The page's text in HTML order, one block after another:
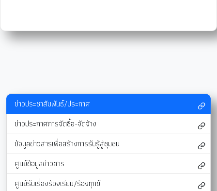
ข่าวประชาสัมพันธ์/ประกาศ
ข่าวประกาศการจัดซื้อ-จัดจ้าง
ข้อมูลข่าวสารเพื่อสร้างการรับรู้สู่ชุมชน
ศูนย์ข้อมูลข่าวสาร
ศูนย์รับเรื่องร้องเรียน/ร้องทุกข์